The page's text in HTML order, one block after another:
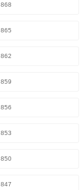
868
865
862
859
856
853
850
847